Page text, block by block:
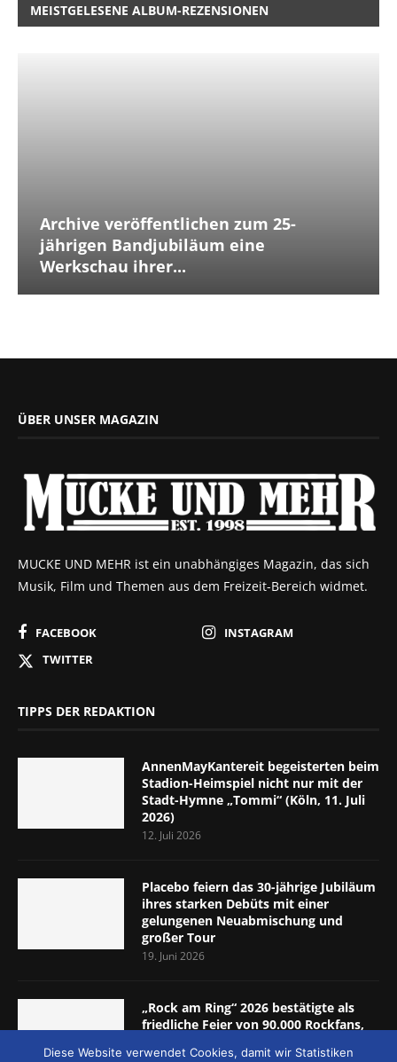
MEISTGELESENE ALBUM-REZENSIONEN
Archive veröffentlichen zum 25-
jährigen Bandjubiläum eine
Werkschau ihrer...
ÜBER UNSER MAGAZIN
MUCKE UND MEHR ist ein unabhängiges Magazin, das sich
Musik, Film und Themen aus dem Freizeit-Bereich widmet.
FACEBOOK
INSTAGRAM
TWITTER
TIPPS DER REDAKTION
AnnenMayKantereit begeisterten beim
Stadion-Heimspiel nicht nur mit der
Stadt-Hymne „Tommi“ (Köln, 11. Juli
2026)
12. Juli 2026
Placebo feiern das 30-jährige Jubiläum
ihres starken Debüts mit einer
gelungenen Neuabmischung und
großer Tour
19. Juni 2026
„Rock am Ring“ 2026 bestätigte als
friedliche Feier von 90.000 Rockfans,
5.-7. Juni 2026)
Diese Website verwendet Cookies, damit wir Statistiken